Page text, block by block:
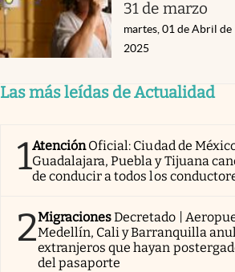
31 de marzo
martes, 01 de Abril de
2025
Las más leídas de Actualidad
1AtenciónOficial: Ciudad de
Guadalajara, Puebla y Tijuana
de conducir a todos los
2MigracionesDecretado |
Medellín, Cali y Barranquilla
extranjeros que hayan
del pasaporte